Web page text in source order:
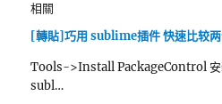
相關
[轉貼]巧用 sublime插件 快速比较
Tools->Install PackageControl
subl…